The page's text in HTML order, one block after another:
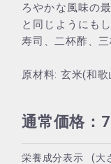
ろやかな風味の
と同じようにも
寿司、二杯酢、三
原材料: 玄米(和歌
通常価格：
栄養成分表示 (大